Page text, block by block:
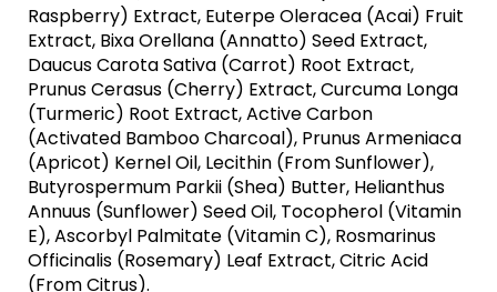
Raspberry) Extract, Euterpe Oleracea (Acai) Fruit
Extract, Bixa Orellana (Annatto) Seed Extract,
Daucus Carota Sativa (Carrot) Root Extract,
Prunus Cerasus (Cherry) Extract, Curcuma Longa
(Turmeric) Root Extract, Active Carbon
(Activated Bamboo Charcoal), Prunus Armeniaca
(Apricot) Kernel Oil, Lecithin (From Sunflower),
Butyrospermum Parkii (Shea) Butter, Helianthus
Annuus (Sunflower) Seed Oil, Tocopherol (Vitamin
E), Ascorbyl Palmitate (Vitamin C), Rosmarinus
Officinalis (Rosemary) Leaf Extract, Citric Acid
(From Citrus).